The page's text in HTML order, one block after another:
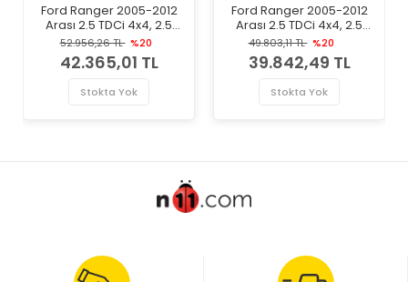
Ford Ranger 2005-2012
Arası 2.5 TDCi 4x4, 2.5
TDdi, 3.0 TDCi 4x4 Aisin
Marka Volan
52.956,26 TL %20
42.365,01 TL
Stokta Yok
Ford Ranger 2005-2012
Arası 2.5 TDCi 4x4, 2.5
TDdi Blueprint Marka
Volan
49.803,11 TL %20
39.842,49 TL
Stokta Yok